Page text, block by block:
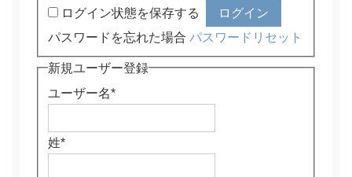
ログイン状態を保存する
パスワードを忘れた場合 パスワードリセット
新規ユーザー登録
ユーザー名*
姓*